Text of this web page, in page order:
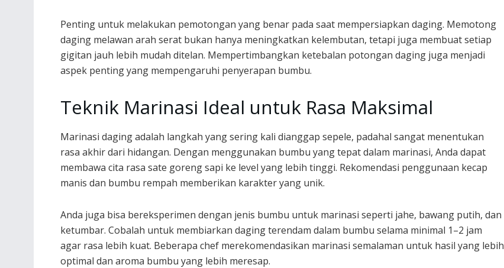
Penting untuk melakukan pemotongan yang benar pada saat mempersiapkan daging. Memotong
daging melawan arah serat bukan hanya meningkatkan kelembutan, tetapi juga membuat setiap
gigitan jauh lebih mudah ditelan. Mempertimbangkan ketebalan potongan daging juga menjadi
aspek penting yang mempengaruhi penyerapan bumbu.
Teknik Marinasi Ideal untuk Rasa Maksimal
Marinasi daging adalah langkah yang sering kali dianggap sepele, padahal sangat menentukan
rasa akhir dari hidangan. Dengan menggunakan bumbu yang tepat dalam marinasi, Anda dapat
membawa cita rasa sate goreng sapi ke level yang lebih tinggi. Rekomendasi penggunaan kecap
manis dan bumbu rempah memberikan karakter yang unik.
Anda juga bisa bereksperimen dengan jenis bumbu untuk marinasi seperti jahe, bawang putih, dan
ketumbar. Cobalah untuk membiarkan daging terendam dalam bumbu selama minimal 1–2 jam
agar rasa lebih kuat. Beberapa chef merekomendasikan marinasi semalaman untuk hasil yang lebih
optimal dan aroma bumbu yang lebih meresap.